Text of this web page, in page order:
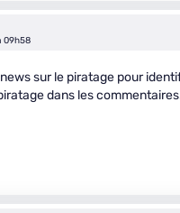
09h58
news sur le piratage pour
dans les